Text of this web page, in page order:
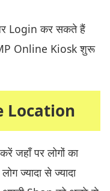
Login कर सकते हैं
Online Kiosk शुरू
Location
जहाँ पर लोगों का
ज्यादा से ज्यादा